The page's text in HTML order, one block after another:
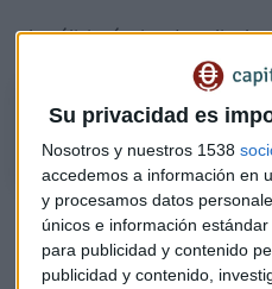
Su privacidad es
Nosotros y nuestros 1538
accedemos a información en
y procesamos datos
únicos e información
para publicidad y contenido
publicidad y contenido,
El análisis técnico de
El análisis técnico de Bolinches
Escuchael Consultorio de
en Mercado Abierto, con